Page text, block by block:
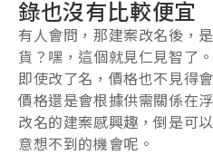
錄也沒有比較便宜
有人會問，那建案改名後，
貨？嘿，這個就見仁見智了
即使改了名，價格也不見得
價格還是會根據供需關係在
改名的建案感興趣，倒是可
意想不到的機會呢。